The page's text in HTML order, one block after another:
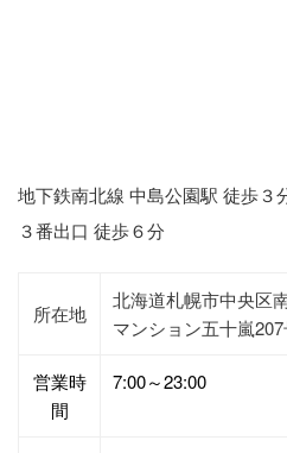
地下鉄南北線 中島公園駅 徒歩３
３番出口 徒歩６分
所在地
北海道札幌市中央区
マンション五十嵐
営業時
間
7:00～23:00